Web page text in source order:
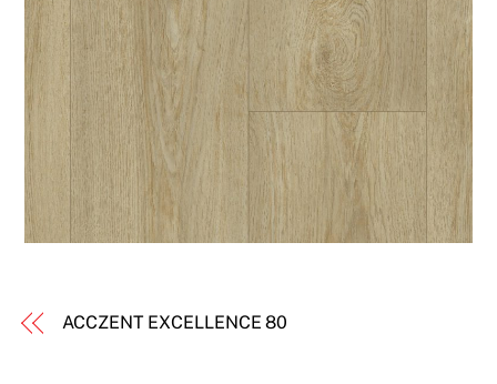
ACCZENT EXCELLENCE 80